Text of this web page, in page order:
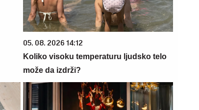
05. 08. 2026 14:12
Koliko visoku temperaturu ljudsko telo
može da izdrži?